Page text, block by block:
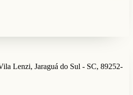
Lenzi, Jaraguá do Sul - SC, 89252-